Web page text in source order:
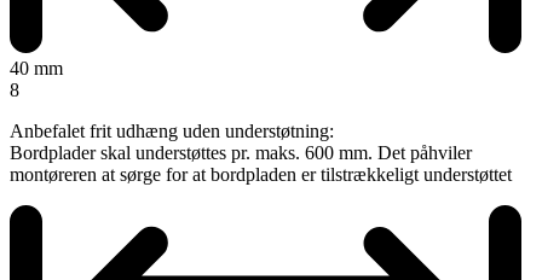
40 mm
8
Anbefalet frit udhæng uden understøtning:
Bordplader skal understøttes pr. maks. 600 mm. Det påhviler
montøreren at sørge for at bordpladen er tilstrækkeligt understøttet